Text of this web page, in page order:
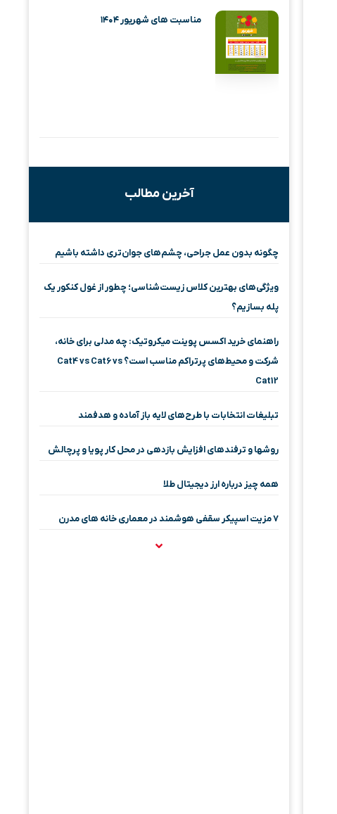
مناسبت های شهریور ۱۴۰۴
آخرین مطالب
چگونه بدون عمل جراحی، چشم‌های جوان‌تری داشته باشیم
ویژگی‌های بهترین کلاس زیست‌شناسی؛ چطور از غول کنکور یک
پله بسازیم؟
راهنمای خرید اکسس پوینت میکروتیک: چه مدلی برای خانه،
شرکت و محیط‌های پرتراکم مناسب است؟ Cat4 vs Cat6 vs
Cat12
تبلیغات انتخابات با طرح‌های لایه باز آماده و هدفمند
روشها و ترفندهای افزایش بازدهی در محل کار پویا و پرچالش
همه چیز درباره ارز دیجیتال طلا
۷ مزیت اسپیکر سقفی هوشمند در معماری خانه‌ های مدرن